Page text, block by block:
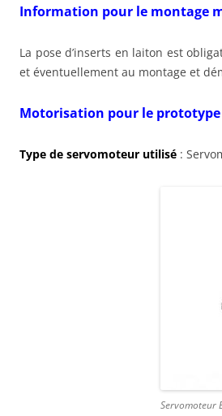
Information pour le montage
La pose d’inserts en laiton est
et éventuellement au montage et
Motorisation pour le prototype
Type de servomoteur utilisé :
Servomoteur